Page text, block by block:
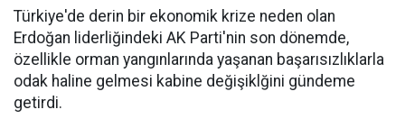
Türkiye'de derin bir ekonomik krize neden olan
Erdoğan liderliğindeki AK Parti'nin son dönemde,
özellikle orman yangınlarında yaşanan başarısızlıklarla
odak haline gelmesi kabine değişiklğini gündeme
getirdi.